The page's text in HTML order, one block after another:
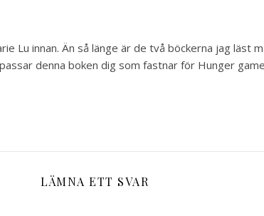
Lu innan. Än så länge är de två böckerna jag läst
denna boken dig som fastnar för Hunger
LÄMNA ETT SVAR